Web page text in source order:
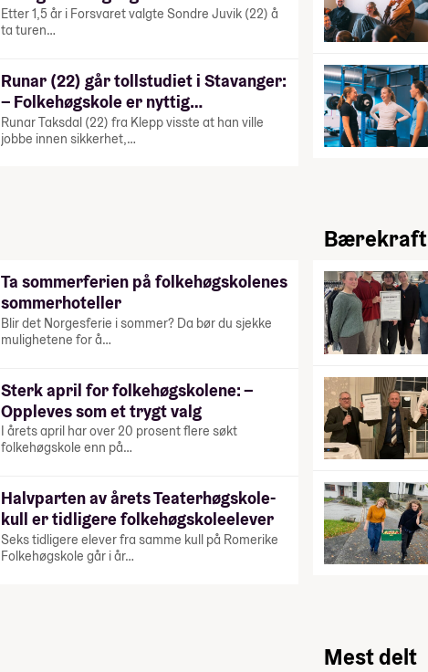
Etter 1,5 år i Forsvaret valgte Sondre Juvik (22) å
ta turen…
Runar (22) går tollstudiet i Stavanger:
– Folkehøgskole er nyttig…
Runar Taksdal (22) fra Klepp visste at han ville
jobbe innen sikkerhet,…
Ta sommerferien på folkehøgskolenes
sommerhoteller
Blir det Norgesferie i sommer? Da bør du sjekke
mulighetene for å…
Sterk april for folkehøgskolene: –
Oppleves som et trygt valg
I årets april har over 20 prosent flere søkt
folkehøgskole enn på…
Halvparten av årets Teaterhøgskole-
kull er tidligere folkehøgskoleelever
Seks tidligere elever fra samme kull på Romerike
Folkehøgskole går i år…
Bærekraft
Mest delt